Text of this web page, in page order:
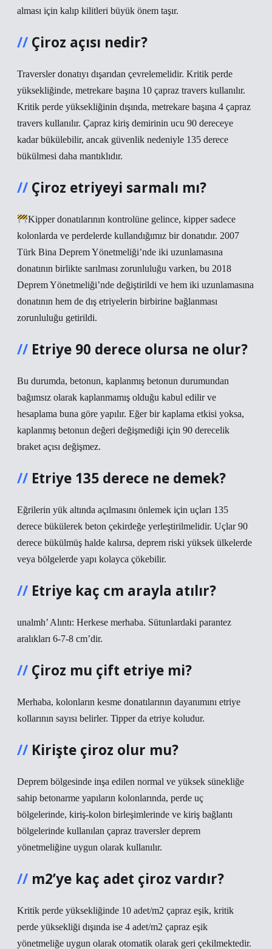
alması için kalıp kilitleri büyük önem taşır.
Çiroz açısı nedir?
Traversler donatıyı dışarıdan çevrelemelidir. Kritik perde
yüksekliğinde, metrekare başına 10 çapraz travers kullanılır.
Kritik perde yüksekliğinin dışında, metrekare başına 4 çapraz
travers kullanılır. Çapraz kiriş demirinin ucu 90 dereceye
kadar bükülebilir, ancak güvenlik nedeniyle 135 derece
bükülmesi daha mantıklıdır.
Çiroz etriyeyi sarmalı mı?
Kipper donatılarının kontrolüne gelince, kipper sadece
kolonlarda ve perdelerde kullandığımız bir donatıdır. 2007
Türk Bina Deprem Yönetmeliği’nde iki uzunlamasına
donatının birlikte sarılması zorunluluğu varken, bu 2018
Deprem Yönetmeliği’nde değiştirildi ve hem iki uzunlamasına
donatının hem de dış etriyelerin birbirine bağlanması
zorunluluğu getirildi.
Etriye 90 derece olursa ne olur?
Bu durumda, betonun, kaplanmış betonun durumundan
bağımsız olarak kaplanmamış olduğu kabul edilir ve
hesaplama buna göre yapılır. Eğer bir kaplama etkisi yoksa,
kaplanmış betonun değeri değişmediği için 90 derecelik
braket açısı değişmez.
Etriye 135 derece ne demek?
Eğrilerin yük altında açılmasını önlemek için uçları 135
derece bükülerek beton çekirdeğe yerleştirilmelidir. Uçlar 90
derece bükülmüş halde kalırsa, deprem riski yüksek ülkelerde
veya bölgelerde yapı kolayca çökebilir.
Etriye kaç cm arayla atılır?
unalmh’ Alıntı: Herkese merhaba. Sütunlardaki parantez
aralıkları 6-7-8 cm’dir.
Çiroz mu çift etriye mi?
Merhaba, kolonların kesme donatılarının dayanımını etriye
kollarının sayısı belirler. Tipper da etriye koludur.
Kirişte çiroz olur mu?
Deprem bölgesinde inşa edilen normal ve yüksek sünekliğe
sahip betonarme yapıların kolonlarında, perde uç
bölgelerinde, kiriş-kolon birleşimlerinde ve kiriş bağlantı
bölgelerinde kullanılan çapraz traversler deprem
yönetmeliğine uygun olarak kullanılır.
m2’ye kaç adet çiroz vardır?
Kritik perde yüksekliğinde 10 adet/m2 çapraz eşik, kritik
perde yüksekliği dışında ise 4 adet/m2 çapraz eşik
yönetmeliğe uygun olarak otomatik olarak geri çekilmektedir.